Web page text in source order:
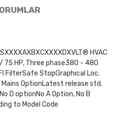
HVAC
75 HP, Three phase380 - 480
FilterSafe StopGraphical Loc.
Mains OptionLatest release std.
D optionNo A Option, No B
to Model Code